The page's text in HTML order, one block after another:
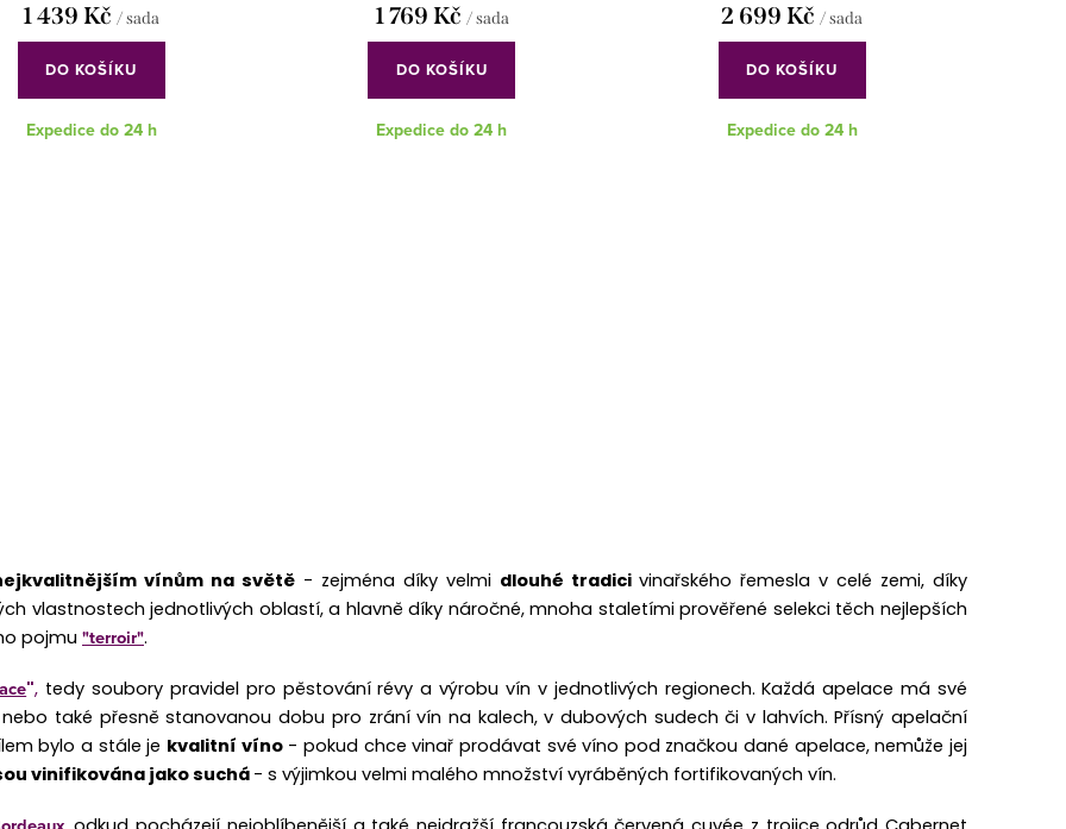
1 439 Kč/ sada
DO KOŠÍKU
Expedice do 24 h
1 769 Kč / sada
DO KOŠÍKU
Expedice do 24 h
2 699 Kč/ sada
DO KOŠÍKU
Expedice do 24 h
vínům na světě - zejména díky velmi dlouhé tradicivinařského řemesla v celé zemi, díky
vlastnostech jednotlivých oblastí, a hlavně díky náročné, mnoha staletími prověřené selekci těch nejlepších
pojmu "terroir".
", tedy soubory pravidel pro pěstování révy a výrobu vín v jednotlivých regionech. Každá apelace má své
také přesně stanovanou dobu pro zrání vín na kalech, v dubových sudech či v lahvích. Přísný apelační
bylo a stále je kvalitní víno- pokud chce vinař prodávat své víno pod značkou dané apelace, nemůže jej
vinifikována jako suchá - s výjimkou velmi malého množství vyráběných fortifikovaných vín.